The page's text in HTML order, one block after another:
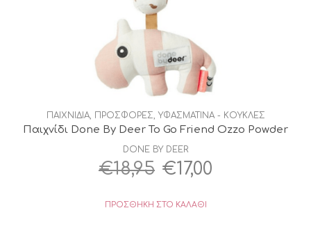
ΠΑΙΧΝΙΔΙΑ, ΠΡΟΣΦΟΡΕΣ ,ΥΦΑΣΜΑΤΙΝΑ - ΚΟΥΚΛΕΣ
Παιχνίδι Done By Deer To Go Friend Ozzo Powder
DONE BY DEER
€18,95 Original
€17,00
ΠΡΟΣΘΉΚΗ ΣΤΟ ΚΑΛΆΘΙ